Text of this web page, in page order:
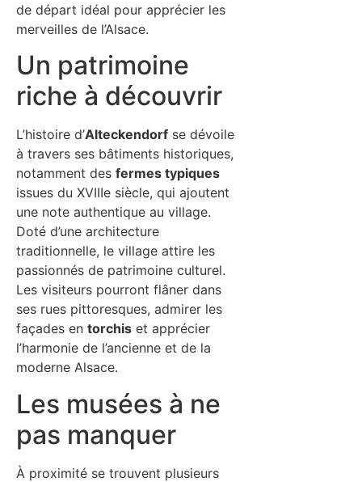
de départ idéal pour apprécier les
merveilles de l’Alsace.
Un patrimoine
riche à découvrir
L’histoire d’Alteckendorf se dévoile
à travers ses bâtiments historiques,
notamment des fermes typiques
issues du XVIIIe siècle, qui ajoutent
une note authentique au village.
Doté d’une architecture
traditionnelle, le village attire les
passionnés de patrimoine culturel.
Les visiteurs pourront flâner dans
ses rues pittoresques, admirer les
façades en torchis et apprécier
l’harmonie de l’ancienne et de la
moderne Alsace.
Les musées à ne
pas manquer
À proximité se trouvent plusieurs